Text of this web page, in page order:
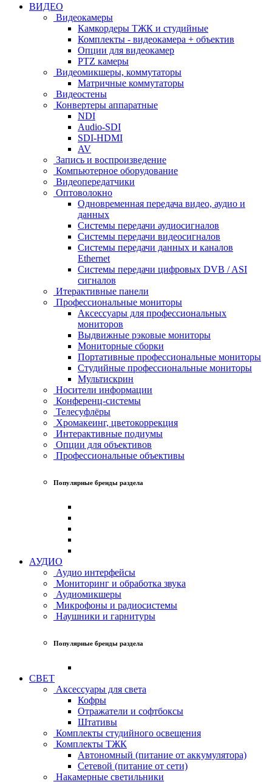
ВИДЕО
Видеокамеры
Камкордеры ТЖК и студийные
Комплекты - видеокамера + объектив
Опции для видеокамер
PTZ камеры
Видеомикшеры, коммутаторы
Матричные коммутаторы
Видеостены
Конвертеры аппаратные
NDI
Audio-SDI
SDI-HDMI
AV
Запись и воспроизведение
Компьютерное оборудование
Видеопередатчики
Оптоволокно
Одновременная передача видео, аудио и
данных
Системы передачи аудиосигналов
Системы передачи видеосигналов
Системы передачи данных и каналов
Ethernet
Системы передачи цифровых DVB / ASI
сигналов
Итерактивные панели
Профессиональные мониторы
Аксессуары для профессиональных
мониторов
Выдвижные рэковые мониторы
Мониторные сборки
Портативные профессиональные мониторы
Студийные профессиональные мониторы
Мультискрин
Носители информации
Конференц-системы
Телесуфлёры
Хромакеинг, цветокоррекция
Интерактивные подиумы
Опции для объективов
Профессиональные объективы
Популярные бренды раздела
АУДИО
Аудио интерфейсы
Мониторинг и обработка звука
Аудиомикшеры
Микрофоны и радиосистемы
Наушники и гарнитуры
Популярные бренды раздела
СВЕТ
Аксессуары для света
Кофры
Отражатели и софтбоксы
Штативы
Комплекты студийного освещения
Комплекты ТЖК
Автономный (питание от аккумулятора)
Сетевой (питание от сети)
Накамерные светильники